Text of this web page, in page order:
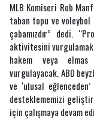
MLB Komiseri Rob
taban topu ve
çabamızdır” dedi.
aktivitesini
hakem veya elmas
vurgulayacak. ABD
ve ‘ulusal
desteklememizi
için çalışmaya devam